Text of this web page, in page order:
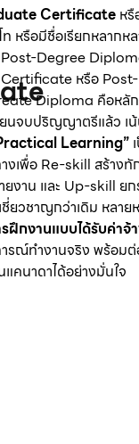
Certificate หรื
หรือมีชื่อเรียกหลากห
Post-Degree
หรือ Post-
Diploma คือหลั
นจบปริญญาตรีแล้ว เ
Learning”
างเพื่อ Re-skill สร้างทั
ยงาน และ Up-skill ย
ชี่ยวชาญกว่าเดิม หลา
ฝึกงานแบบได้รับค่าจ้า
รณ์ทำงานจริง พร้อม
แคนาดาได้อย่างมั่นใจ